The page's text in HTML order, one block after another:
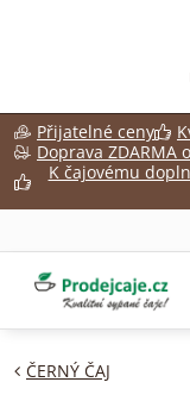
Přijatelné ceny
Doprava ZDARMA
K čajovému
ČERNÝ ČAJ